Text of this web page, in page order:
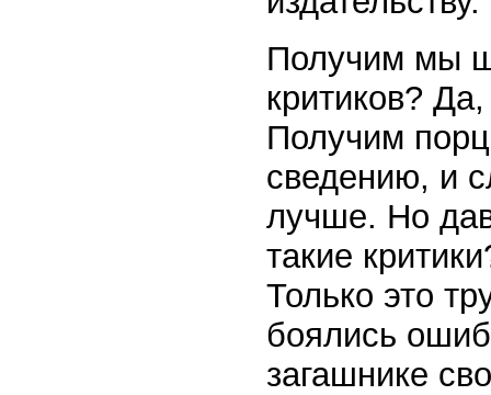
Получим мы
критиков?
Получим
сведению, и
лучше. Но
такие
Только это
боялись
загашнике